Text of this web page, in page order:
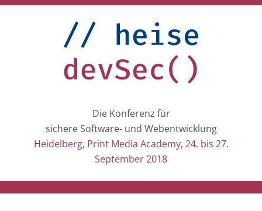
Die Konferenz für
sichere Software- und Webentwicklung
Heidelberg, Print Media Academy, 24. bis 27.
September 2018